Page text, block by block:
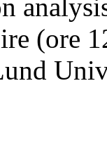
(ore